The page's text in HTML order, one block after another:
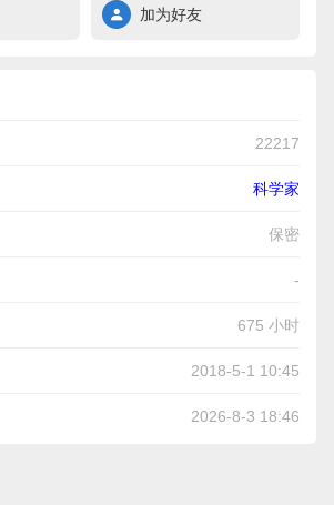
加为好友
22217
科学家
保密
-
675 小时
2018-5-1 10:45
2026-8-3 18:46